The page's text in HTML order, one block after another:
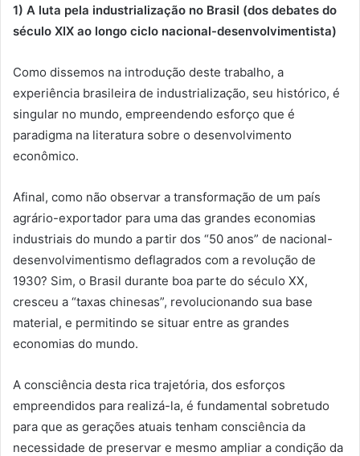
1) A luta pela industrialização no Brasil (dos debates do
século XIX ao longo ciclo nacional-desenvolvimentista)
Como dissemos na introdução deste trabalho, a
experiência brasileira de industrialização, seu histórico, é
singular no mundo, empreendendo esforço que é
paradigma na literatura sobre o desenvolvimento
econômico.
Afinal, como não observar a transformação de um país
agrário-exportador para uma das grandes economias
industriais do mundo a partir dos “50 anos” de nacional-
desenvolvimentismo deflagrados com a revolução de
1930? Sim, o Brasil durante boa parte do século XX,
cresceu a “taxas chinesas”, revolucionando sua base
material, e permitindo se situar entre as grandes
economias do mundo.
A consciência desta rica trajetória, dos esforços
empreendidos para realizá-la, é fundamental sobretudo
para que as gerações atuais tenham consciência da
necessidade de preservar e mesmo ampliar a condição da